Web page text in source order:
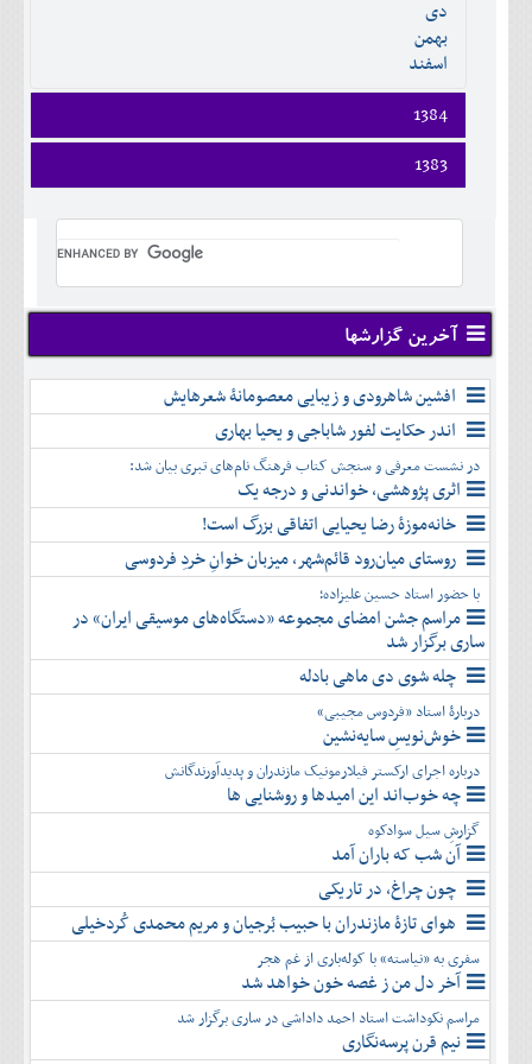
اسفند
دی
بهمن
اسفند
1384
فروردين
ارديبهشت
خرداد
شهريور
مهر
آبان
آذر
دی
بهمن
اسفند
1383
فروردين
تير
مرداد
شهريور
مهر
آبان
آذر
دی
بهمن
اسفند
آخرین گزارشها
افشین شاهرودی و زیبایی معصومانۀ شعرهایش
اندر حکایت لفور شاباجی و یحیا بهاری
در نشست معرفی و سنجش کتاب فرهنگ نام‌های تبری بیان شد:
اثری پژوهشی، خواندنی و درجه یک
خانه‌موزۀ رضا یحیایی اتفاقی بزرگ است!
روستای میان‌رود قائم‌شهر، میزبان خوانِ خردِ فردوسی
با حضور استاد حسین علیزاده؛
مراسم جشن امضای مجموعه «دستگاه‌های موسیقی ایران» در
ساری برگزار شد
چله شوی دی ماهی بادله
دربارۀ استاد «فردوس مجیبی»
خوش‌نویسِ سایه‌نشین
درباره اجرای ارکستر فیلارمونیک مازندران و پدیدآورندگانش
چه خوب‌اند این امیدها و روشنایی ها
گزارشِ سیل سوادکوه
آن شب که باران آمد
چون چراغ، در تاریکی
هوای تازۀ مازندران با حبیب بُرجیان و مریم محمدی کُردخیلی
سفری به «نیاسته» با کوله‌باری از غم هجر
آخر دل من ز غصه خون خواهد شد
مراسم نکوداشت استاد احمد داداشی در ساری برگزار شد
نیم قرن پرسه‌نگاری